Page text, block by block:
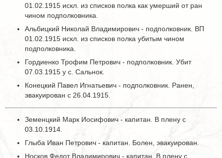
01.02.1915 искл. из списков полка как умерший от ран
чином подполковника.
Альбицкий Николай Владимирович - подполковник. ВП
01.02.1915 искл. из списков полка убитым чином
подполковника.
Гордиенко Трофим Петрович - подполковник. Убит
07.03.1915 у с. Сальнок.
Конецкий Павел Игнатьевич - подполковник. Ранен,
эвакуирован с 26.04.1915.
Земенцкий Марк Иосифович - капитан. В плену с
03.10.1914.
Глыба Иван Петрович - капитан. Болен, эвакуирован.
Носков Федот Владимирович - капитан. В плену с